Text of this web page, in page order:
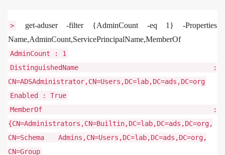
>
get-aduser -filter {AdminCount -eq 1} -Properties
Name,AdminCount,ServicePrincipalName,MemberOf
AdminCount :
1
DistinguishedName
:
CN=ADSAdministrator,CN=Users ,DC=lab,DC=ads ,DC=org
Enabled
:
True
MemberOf
:
{CN=Administrators ,CN=Builtin,DC=lab,DC=ads ,DC=org,
CN=Schema Admins ,CN=Users ,DC=lab,DC=ads ,DC=org,
CN=Group